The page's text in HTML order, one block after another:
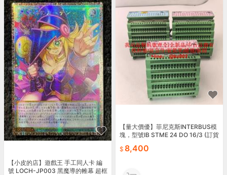
【小皮的店】遊戲王 手工同人卡 編
號 LOCH-JP003 黑魔導的帷幕 超框
【量大價優】菲尼克斯INTERBUS模
塊，型號IB STME 24 DO 16/3 (訂貨
8,400